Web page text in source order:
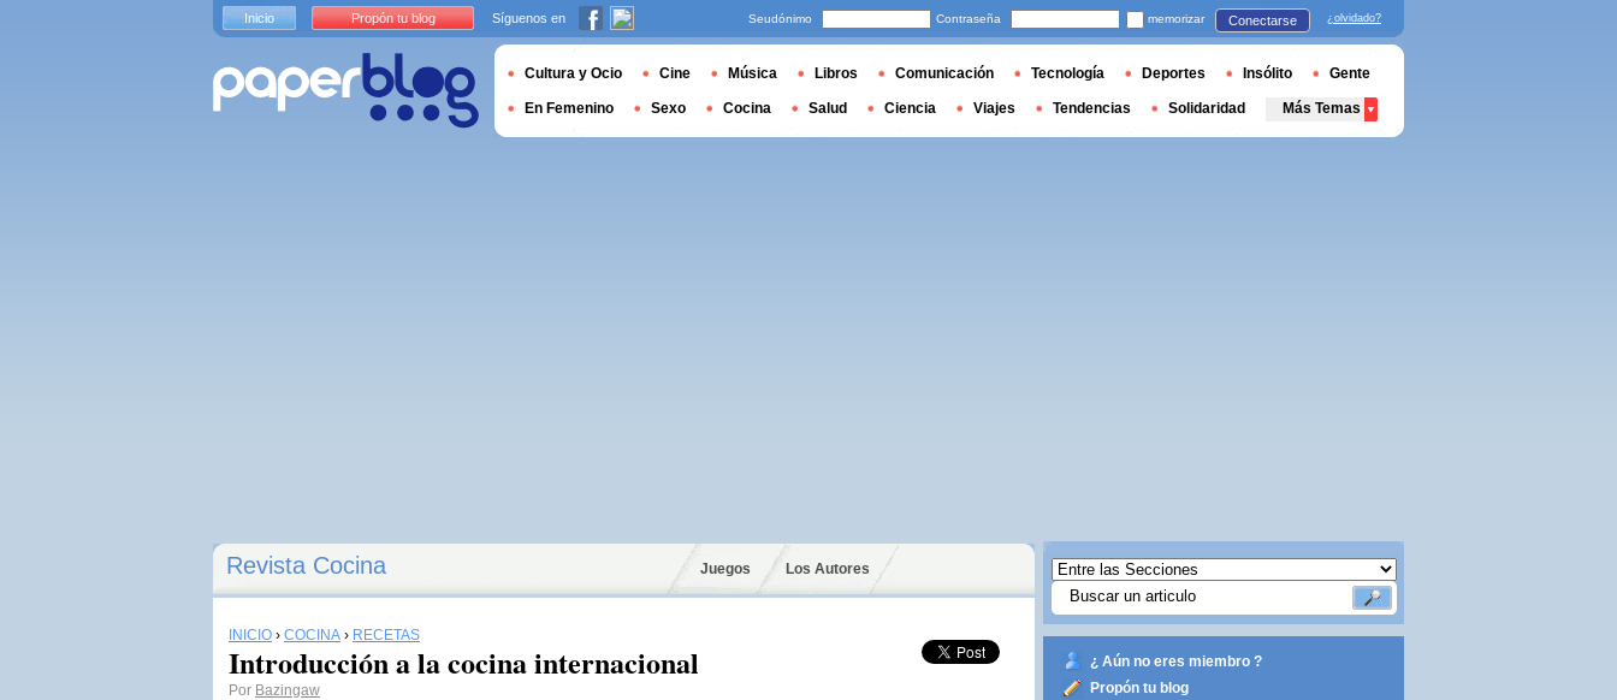
Revista Cocina Juegos Los Autores
INICIO › COCINA › RECETAS
Introducción a la cocina internacional
Por Bazingaw
¿ Aún no eres miembro ?
Propón tu blog
Inicio Propón tu blog Síguenos en Seudónimo Contraseña memorizar Conectarse ¿olvidado?
Cultura y Ocio Cine Música Libros Comunicación Tecnología Deportes Insólito Gente
En Femenino Sexo Cocina Salud Ciencia Viajes Tendencias Solidaridad Más Temas